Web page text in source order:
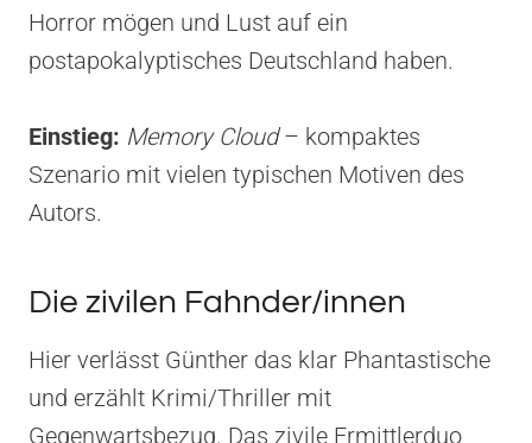
Horror mögen und Lust auf ein
postapokalyptisches Deutschland haben.
Einstieg: Memory Cloud– kompaktes
Szenario mit vielen typischen Motiven des
Autors.
Die zivilen Fahnder/innen
Hier verlässt Günther das klar Phantastische
und erzählt Krimi/Thriller mit
Gegenwartsbezug. Das zivile Ermittlerduo